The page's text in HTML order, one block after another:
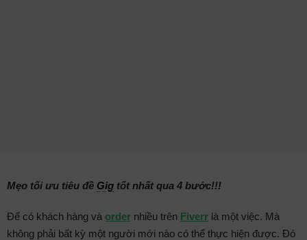
Mẹo tối ưu tiêu đề Gig tốt nhất qua 4 bước!!!
Để có khách hàng và order nhiều trên Fiverr là một việc. Mà
không phải bất kỳ một người mới nào có thể thực hiện được. Đó